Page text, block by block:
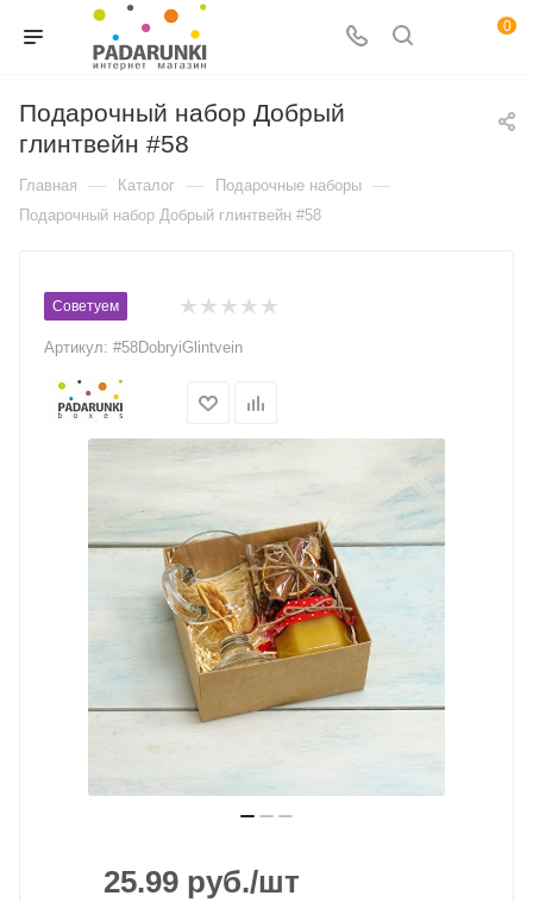
0
Подарочный набор Добрый
глинтвейн #58
Главная — Каталог — Подарочные наборы —
Подарочный набор Добрый глинтвейн #58
Советуем
Артикул: #58DobryiGlintvein
25.99 руб./шт